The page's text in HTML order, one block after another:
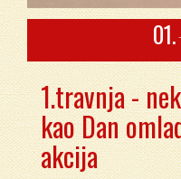
01.
1.travnja -
kao Dan
akcija